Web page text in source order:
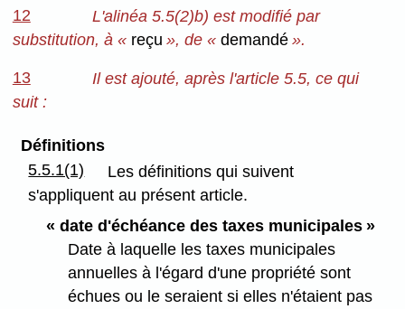
12
L'alinéa 5.5(2)b) est modifié par
substitution, à « reçu », de « demandé».
13
Il est ajouté, après l'article 5.5, ce qui
suit :
Définitions
5.5.1(1)
Les définitions qui suivent
s'appliquent au présent article.
« date d'échéance des taxes municipales »
Date à laquelle les taxes municipales
annuelles à l'égard d'une propriété sont
échues ou le seraient si elles n'étaient pas